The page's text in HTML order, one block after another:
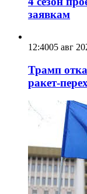
заявкам
12:4005 авг
Трамп
ракет-